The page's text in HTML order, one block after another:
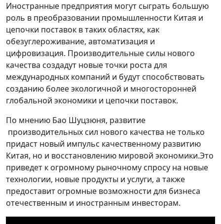
Иностранные предприятия могут сыграть большую
роль в преобразовании промышленности Китая и
цепочки поставок в таких областях, как
обезуглероживание, автоматизация и
цифровизация. Производительные силы нового
качества создадут новые точки роста для
международных компаний и будут способствовать
созданию более экологичной и многосторонней
глобальной экономики и цепочки поставок.
По мнению Бао Шуцзюня, развитие
производительных сил нового качества не только
придаст новый импульс качественному развитию
Китая, но и восстановлению мировой экономики.Это
приведет к огромному рыночному спросу на новые
технологии, новые продукты и услуги, а также
предоставит огромные возможности для бизнеса
отечественным и иностранным инвесторам.